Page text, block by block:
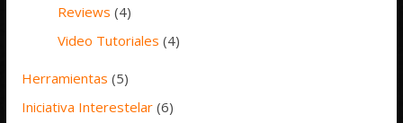
Reviews (4)
Video Tutoriales (4)
Herramientas (5)
Iniciativa Interestelar (6)